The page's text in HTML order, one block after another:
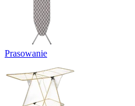
Prasowanie